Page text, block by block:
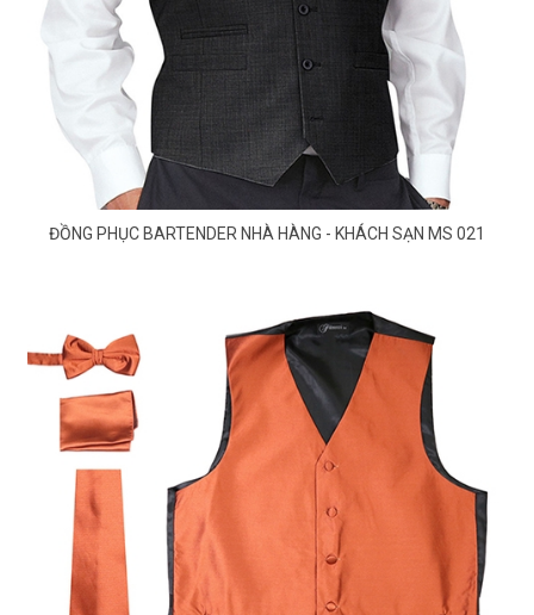
ĐỒNG PHỤC BARTENDER NHÀ HÀNG - KHÁCH SẠN MS 021